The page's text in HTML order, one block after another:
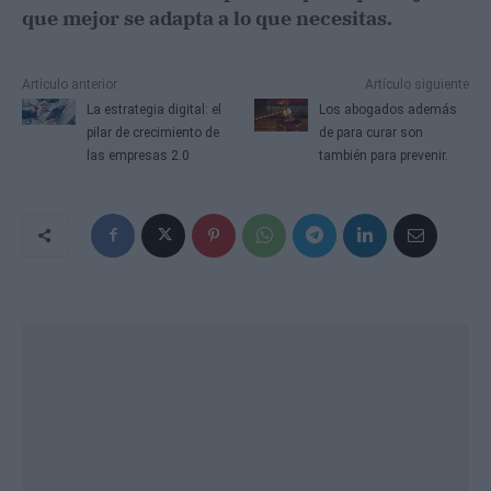
que mejor se adapta a lo que necesitas.
Artículo anterior
La estrategia digital: el
pilar de crecimiento de
las empresas 2.0
Artículo siguiente
Los abogados además
de para curar son
también para prevenir.